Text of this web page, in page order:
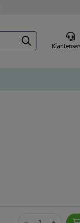
Quantity